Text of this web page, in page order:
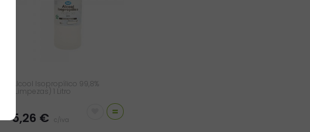
Álcool Isopropílico 99,8%
(Limpezas) 1 Litro
5,26 € c/iva
=